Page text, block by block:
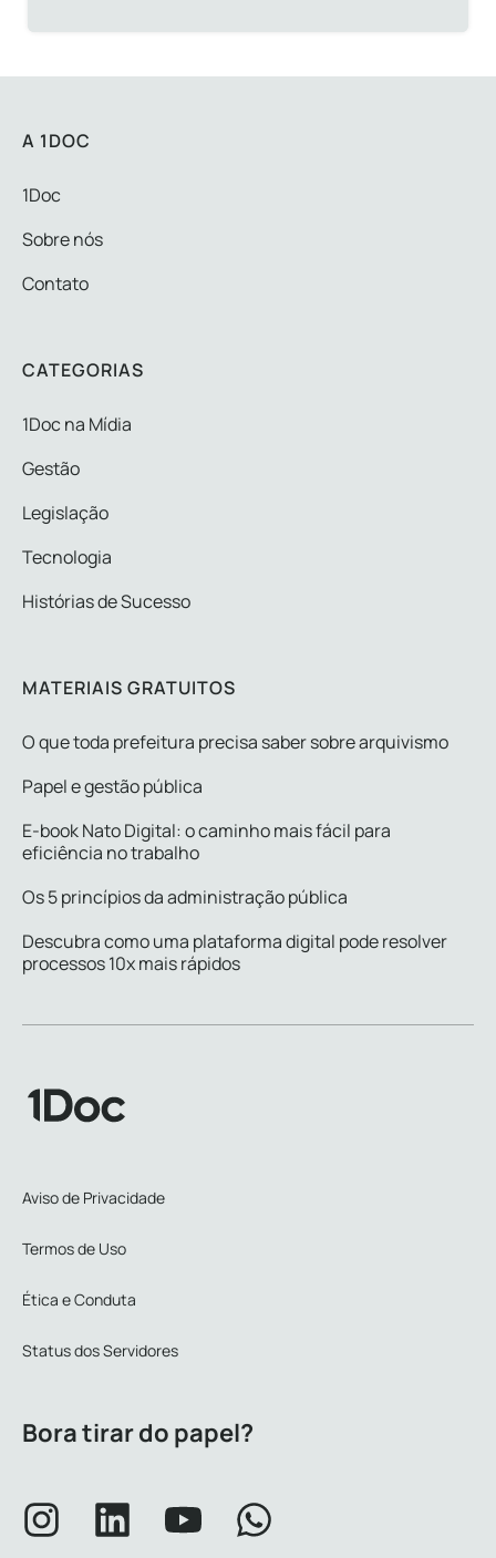
A 1DOC
1Doc
Sobre nós
Contato
CATEGORIAS
1Doc na Mídia
Gestão
Legislação
Tecnologia
Histórias de Sucesso
MATERIAIS GRATUITOS
O que toda prefeitura precisa saber sobre arquivismo
Papel e gestão pública
E-book Nato Digital: o caminho mais fácil para
eficiência no trabalho
Os 5 princípios da administração pública
Descubra como uma plataforma digital pode resolver
processos 10x mais rápidos
Aviso de Privacidade
Termos de Uso
Ética e Conduta
Status dos Servidores
Bora tirar do papel?